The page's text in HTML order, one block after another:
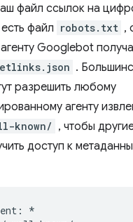
файл ссылок на
файл robots.txt ,
Googlebot
.
разрешить любому
агенту
known/ , чтобы
доступ к
*